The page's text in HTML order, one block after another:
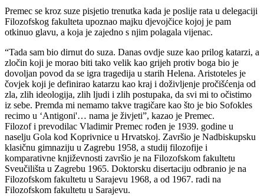
Premec se kroz suze pisjetio trenutka kada je poslije rata u delegaciji
Filozofskog fakulteta upoznao majku djevojčice kojoj je pam
otkinuo glavu, a koja je zajedno s njim polagala vijenac.
“Tada sam bio dirnut do suza. Danas ovdje suze kao prilog katarzi, a
zločin koji je morao biti tako velik kao grijeh protiv boga bio je
dovoljan povod da se igra tragedija u starih Helena. Aristoteles je
čovjek koji je definirao katarzu kao kraj i doživljenje pročišćenja od
zla, zlih ideologija, zlih ljudi i zlih postupaka, da svi mi to očistimo
iz sebe. Premda mi nemamo takve tragičare kao što je bio Sofokles
recimo u ‘Antigoni'… nama je živjeti”, kazao je Premec.
Filozof i prevodilac Vladimir Premec rođen je 1939. godine u
naselju Gola kod Koprivnice u Hrvatskoj. Završio je Nadbiskupsku
klasičnu gimnaziju u Zagrebu 1958, a studij filozofije i
komparativne književnosti završio je na Filozofskom fakultetu
Sveučilišta u Zagrebu 1965. Doktorsku disertaciju odbranio je na
Filozofskom fakultetu u Sarajevu 1968, a od 1967. radi na
Filozofskom fakultetu u Sarajevu.